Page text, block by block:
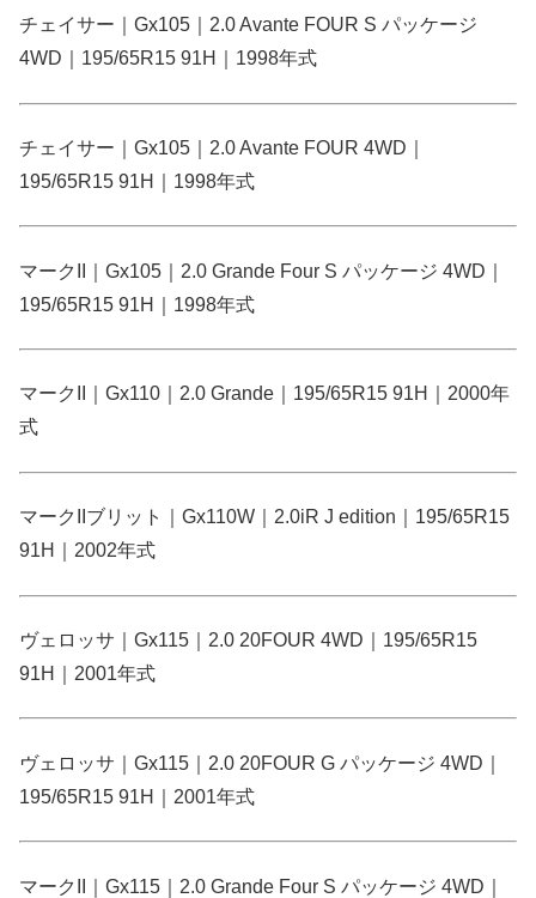
チェイサー｜Gx105｜2.0 Avante FOUR S パッケージ
4WD｜195/65R15 91H｜1998年式
チェイサー｜Gx105｜2.0 Avante FOUR 4WD｜
195/65R15 91H｜1998年式
マークII｜Gx105｜2.0 Grande Four S パッケージ 4WD｜
195/65R15 91H｜1998年式
マークII｜Gx110｜2.0 Grande｜195/65R15 91H｜2000年
式
マークIIブリット｜Gx110W｜2.0iR J edition｜195/65R15
91H｜2002年式
ヴェロッサ｜Gx115｜2.0 20FOUR 4WD｜195/65R15
91H｜2001年式
ヴェロッサ｜Gx115｜2.0 20FOUR G パッケージ 4WD｜
195/65R15 91H｜2001年式
マークII｜Gx115｜2.0 Grande Four S パッケージ 4WD｜